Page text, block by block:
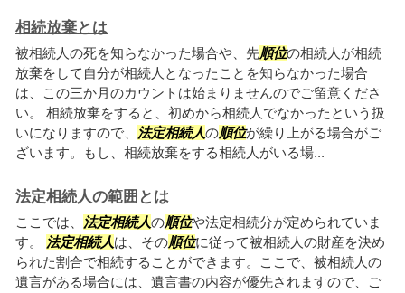
相続放棄とは
被相続人の死を知らなかった場合や、先順位の相続人が相続
放棄をして自分が相続人となったことを知らなかった場合
は、この三か月のカウントは始まりませんのでご留意くださ
い。 相続放棄をすると、初めから相続人でなかったという扱
いになりますので、
法定相続人の順位が繰り上がる場合がご
ざいます。もし、相続放棄をする相続人がいる場...
法定相続人の範囲とは
ここでは、 法定相続人の順位や法定相続分が定められていま
す。
法定相続人は、その順位に従って被相続人の財産を決め
られた割合で相続することができます。ここで、被相続人の
遺言がある場合には、遺言書の内容が優先されますので、ご